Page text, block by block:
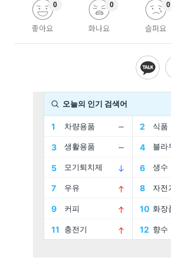
좋아요
0
화나요
0
슬퍼요
0